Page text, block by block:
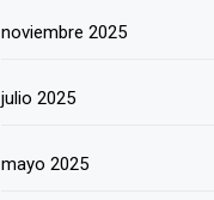
noviembre 2025
julio 2025
mayo 2025